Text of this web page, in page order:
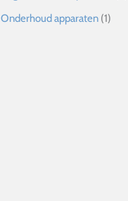
Onderhoud apparaten (1)